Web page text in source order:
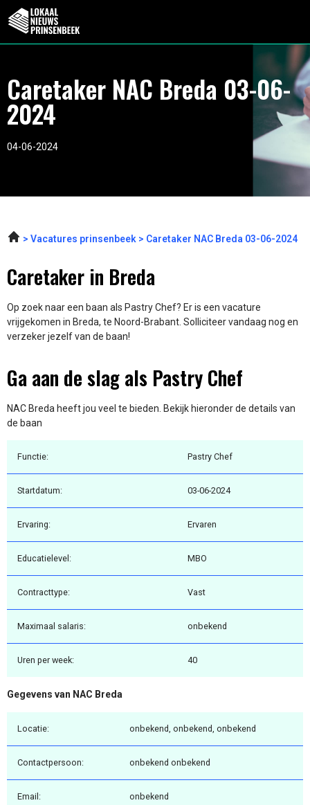
Caretaker NAC Breda 03-06-
2024
04-06-2024
Vacatures prinsenbeek Caretaker NAC Breda 03-06-2024
Caretaker in Breda
Op zoek naar een baan als Pastry Chef? Er is een vacature
vrijgekomen in Breda, te Noord-Brabant. Solliciteer vandaag nog en
verzeker jezelf van de baan!
Ga aan de slag als Pastry Chef
NAC Breda heeft jou veel te bieden. Bekijk hieronder de details van
de baan
Functie: Pastry Chef
Startdatum: 03-06-2024
Ervaring: Ervaren
Educatielevel: MBO
Contracttype: Vast
Maximaal salaris: onbekend
Uren per week: 40
Gegevens van NAC Breda
Locatie: onbekend, onbekend, onbekend
Contactpersoon: onbekend onbekend
Email: onbekend